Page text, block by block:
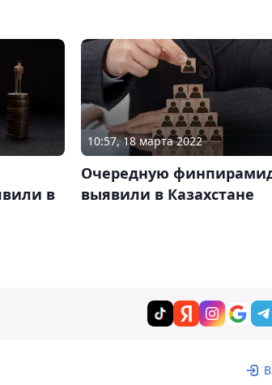
в
10:57, 18 марта 2022
Очередную
выявили в Казахстане